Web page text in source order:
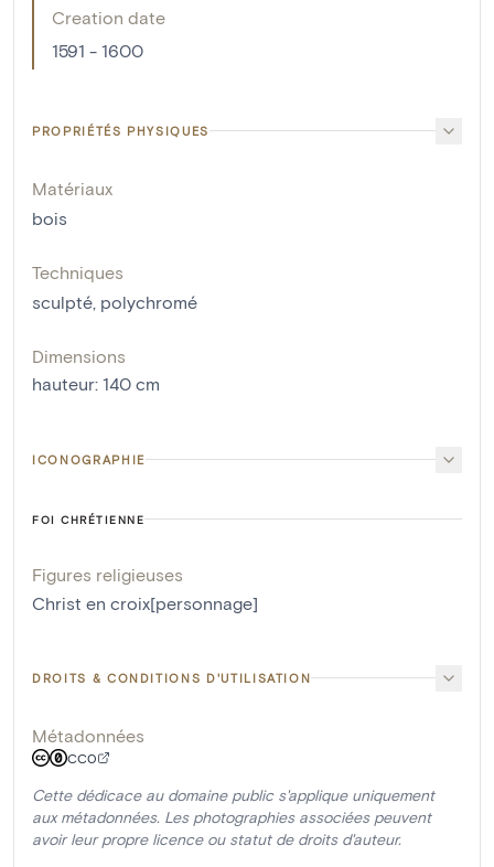
Creation date
1591 - 1600
PROPRIÉTÉS PHYSIQUES
Matériaux
bois
Techniques
sculpté, polychromé
Dimensions
hauteur: 140 cm
ICONOGRAPHIE
FOI CHRÉTIENNE
Figures religieuses
Christ en croix[personnage]
DROITS & CONDITIONS D'UTILISATION
Métadonnées
CC0
Cette dédicace au domaine public s'applique uniquement
aux métadonnées. Les photographies associées peuvent
avoir leur propre licence ou statut de droits d'auteur.